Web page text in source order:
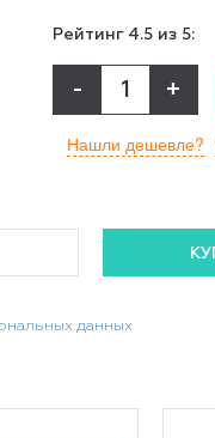
Рейтинг 4.5 из 5:
- +
Нашли дешевле?
данных